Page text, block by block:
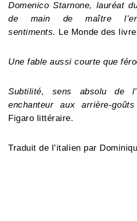
Domenico Starnone, lauréat
de main de maître
sentiments. Le Monde des
Une fable aussi courte que
Subtilité, sens absolu de
enchanteur aux arrière-
Figaro littéraire.
Traduit de l’italien par